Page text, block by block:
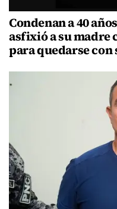
Condenan a 40
asfixió a su madre
para quedarse con